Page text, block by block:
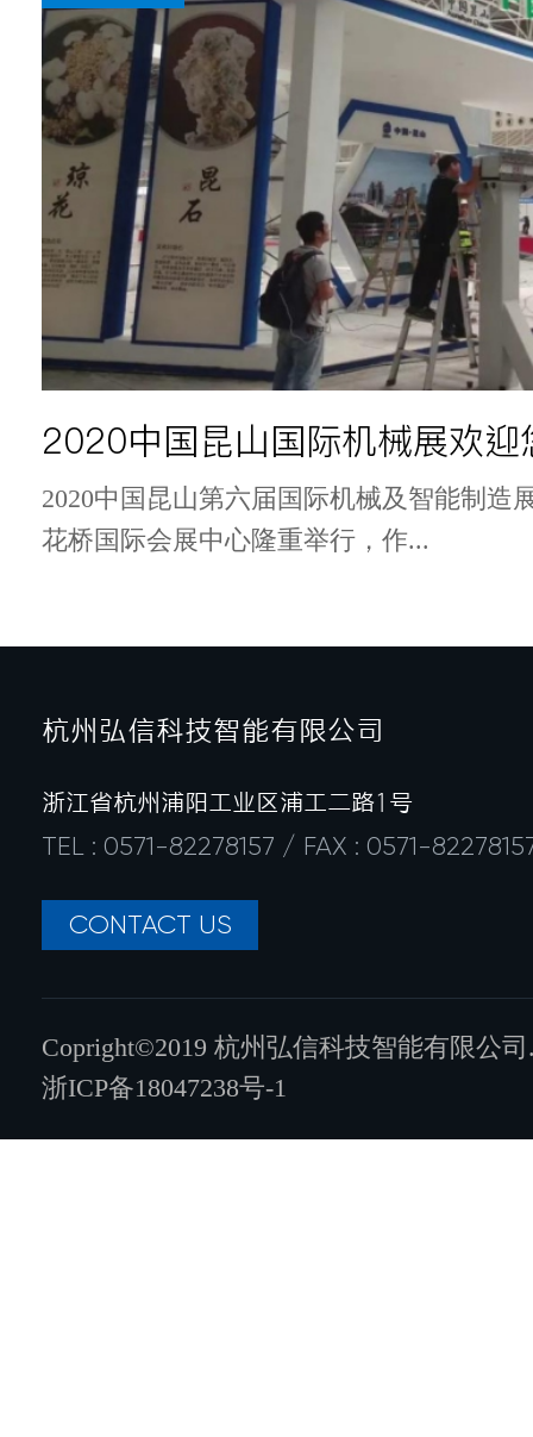
2020中国昆山国际机械展欢迎
2020中国昆山第六届国际机械及智能制造
花桥国际会展中心隆重举行，作...
杭州弘信科技智能有限公司
浙江省杭州浦阳工业区浦工二路1号
TEL : 0571-82278157 / FAX : 0571-
CONTACT US
Copright©2019 杭州弘信科技智能有限公司
浙ICP备18047238号-1